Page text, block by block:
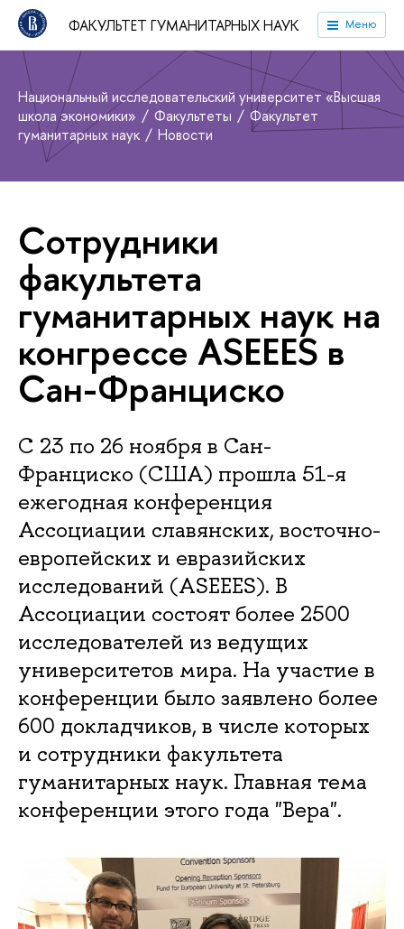
ФАКУЛЬТЕТ ГУМАНИТАРНЫХ НАУК Меню
Национальный исследовательский университет «Высшая
школа экономики»
Факультеты
Факультет
гуманитарных наук
Новости
Сотрудники
факультета
гуманитарных наук на
конгрессе ASEEES в
Сан-Франциско
С 23 по 26 ноября в Сан-
Франциско (США) прошла 51-я
ежегодная конференция
Ассоциации славянских, восточно-
европейских и евразийских
исследований (ASEEES). В
Ассоциации состоят более 2500
исследователей из ведущих
университетов мира. На участие в
конференции было заявлено более
600 докладчиков, в числе которых
и сотрудники факультета
гуманитарных наук. Главная тема
конференции этого года "Вера".